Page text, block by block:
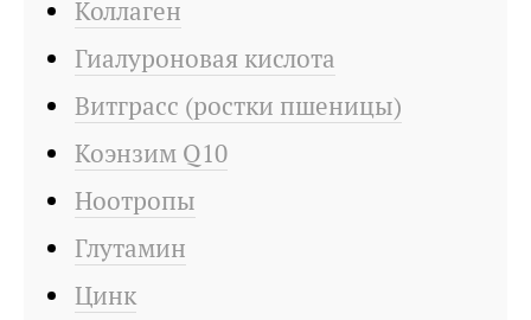
Коллаген
Гиалуроновая кислота
Витграсс (ростки пшеницы)
Коэнзим Q10
Ноотропы
Глутамин
Цинк